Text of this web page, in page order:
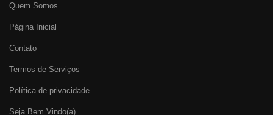
Quem Somos
Página Inicial
Contato
Termos de Serviços
Política de privacidade
Seja Bem Vindo(a)